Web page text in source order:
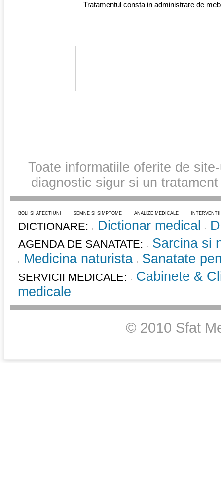
Tratamentul consta in administrare de
Toate informatiile oferite de
diagnostic sigur si un
BOLI SI AFECTIUNI SEMNE SI SIMPTOME ANALIZE MEDICALE
DICTIONARE: Dictionar medical
AGENDA DE SANATATE:
Sarcina si
Medicina naturista
Sanatate
SERVICII MEDICALE:
Cabinete &
medicale
© 2010 Sfat